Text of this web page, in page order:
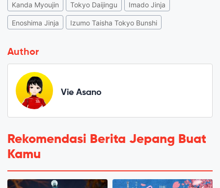
Kanda Myoujin Tokyo Daijingu Imado Jinja
Enoshima Jinja Izumo Taisha Tokyo Bunshi
Author
Vie Asano
Rekomendasi Berita Jepang Buat
Kamu